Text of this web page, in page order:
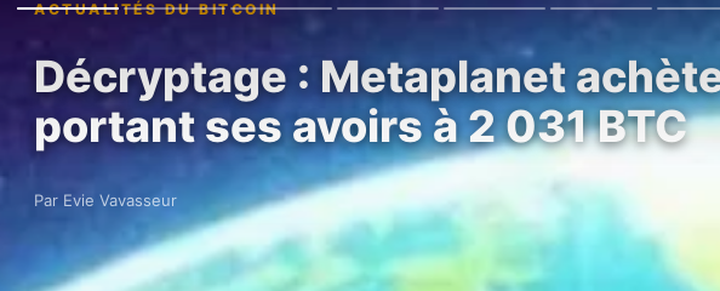
ACTUALITÉS DU BITCOIN
Décryptage : Metaplanet
portant ses avoirs à 2 031 BTC
Par Evie Vavasseur